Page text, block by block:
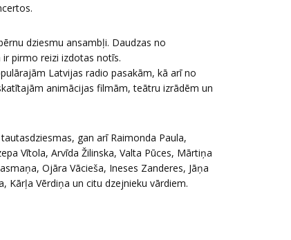
dziesmu ansambļi. Daudzas no
pirmo reizi izdotas notīs.
Latvijas radio pasakām, kā arī no
animācijas filmām, teātru izrādēm un
gan arī Raimonda Paula,
Vītola, Arvīda Žilinska, Valta Pūces, Mārtiņa
Ojāra Vācieša, Ineses Zanderes, Jāņa
Kārļa Vērdiņa un citu dzejnieku vārdiem.